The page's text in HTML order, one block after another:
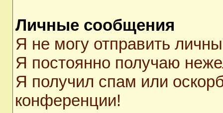
Личные сообщения
Я не могу отправить
Я постоянно получаю
Я получил спам или
конференции!